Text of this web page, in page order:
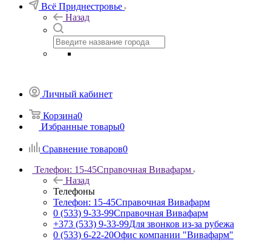
Всё Приднестровье
Назад
Личный кабинет
Корзина0
Избранные товары0
Сравнение товаров0
Телефон: 15-45Справочная Вивафарм
Назад
Телефоны
Телефон: 15-45Справочная Вивафарм
0 (533) 9-33-99Справочная Вивафарм
+373 (533) 9-33-99Для звонков из-за рубежа
0 (533) 6-22-20Офис компании "Вивафарм"